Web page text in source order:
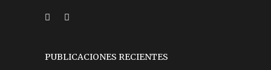
PUBLICACIONES RECIENTES